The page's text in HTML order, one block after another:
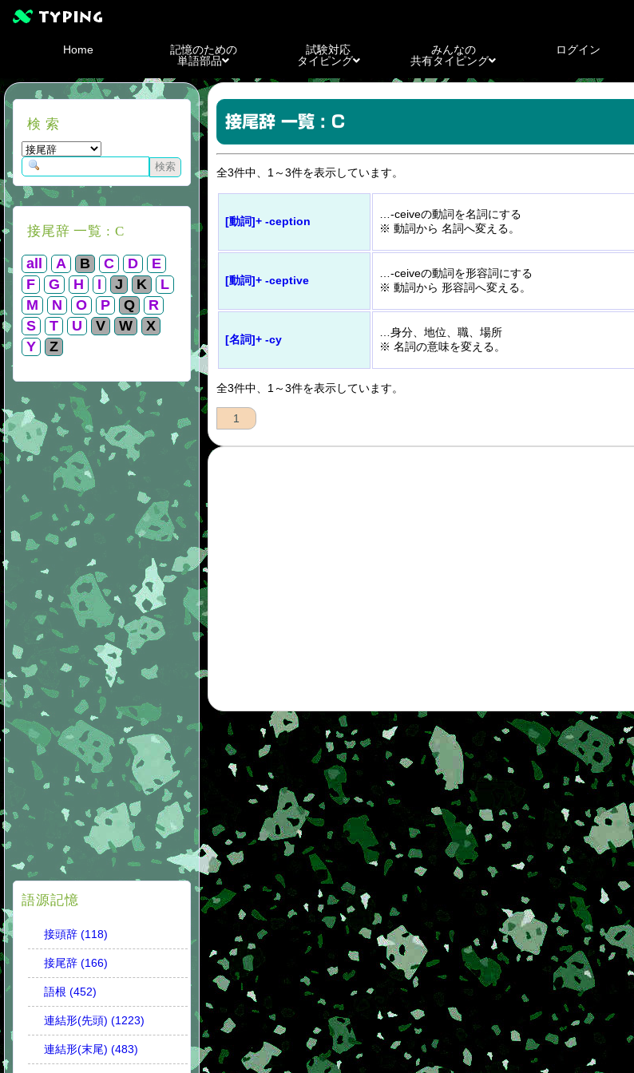
Home
記憶のための
単語部品
試験対応
タイピング
みんなの
共有タイピング
ログイン
検 索
接尾辞 一覧 : C
all A B C D
E
F
G H I J K
L
M
N O P Q
R
S
T U V W
X
Y
Z
語源記憶
接頭辞 (118)
接尾辞 (166)
語根 (452)
連結形(先頭) (1223)
連結形(末尾) (483)
接尾辞 一覧 : C
全3件中、1～3件を表示しています。
[動詞]+ -ception
…-ceiveの動詞を名詞にする
※ 動詞から 名詞へ変える。
[動詞]+ -ceptive
…-ceiveの動詞を形容詞にする
※ 動詞から 形容詞へ変える。
[名詞]+ -cy
…身分、地位、職、場所
※ 名詞の意味を変える。
全3件中、1～3件を表示しています。
1